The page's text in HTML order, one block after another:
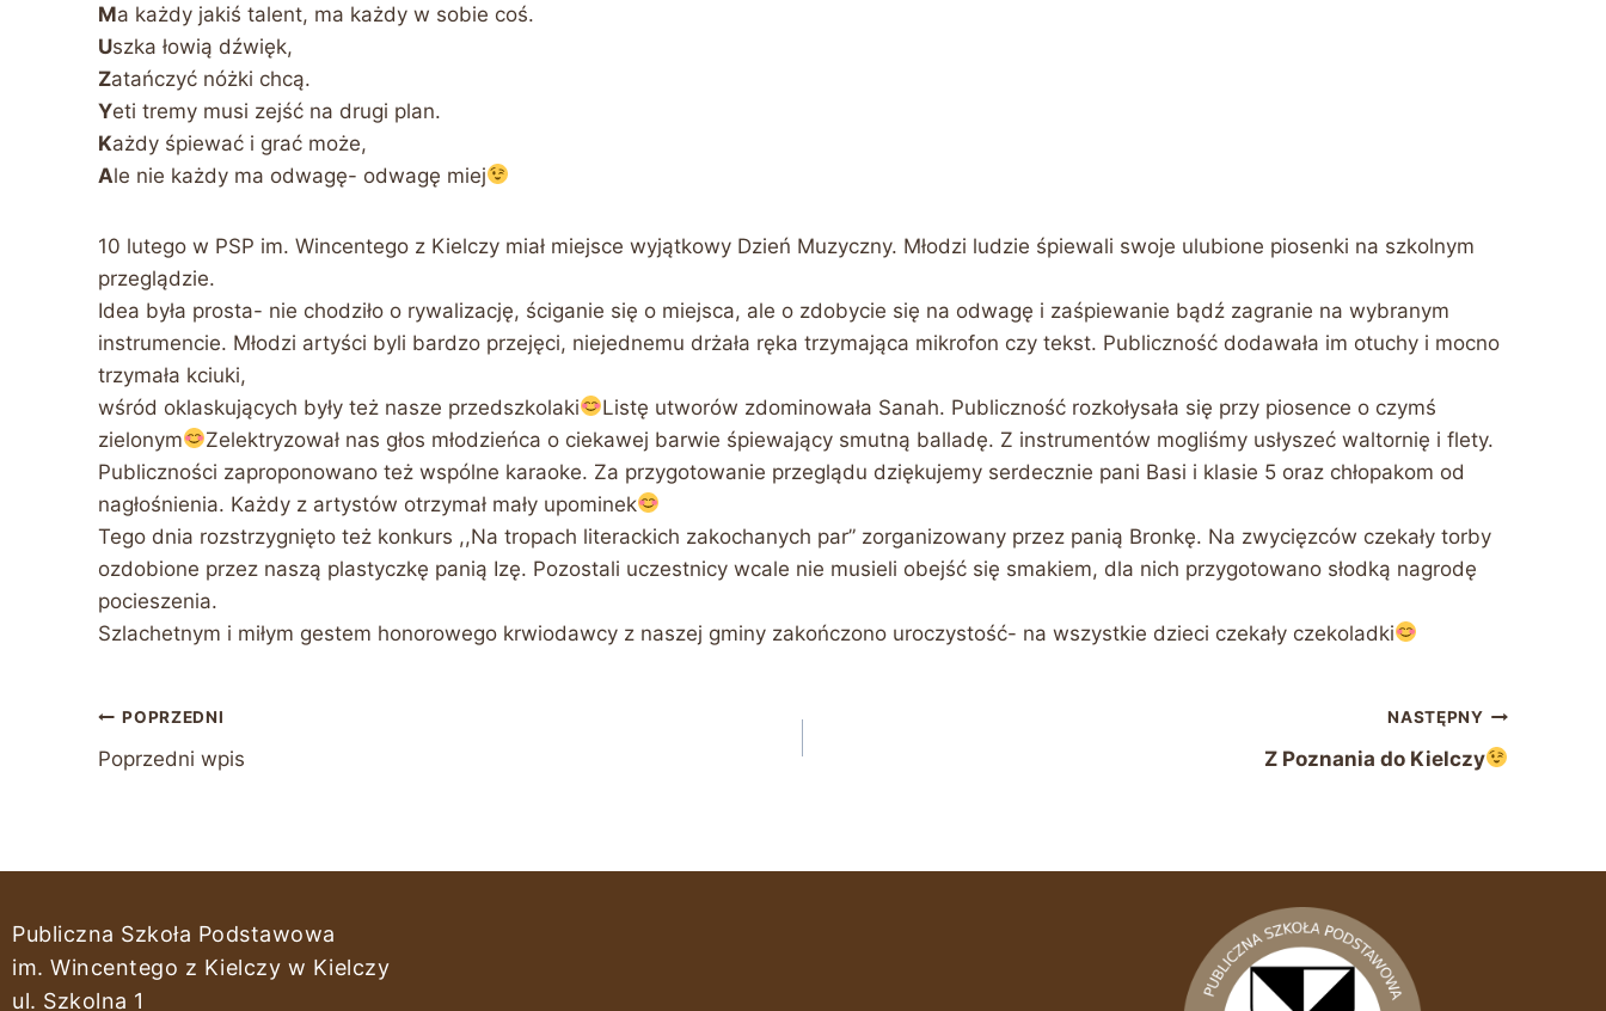
Ma każdy jakiś talent, ma każdy w sobie coś.
Uszka łowią dźwięk,
Zatańczyć nóżki chcą.
Yeti tremy musi zejść na drugi plan.
Każdy śpiewać i grać może,
Ale nie każdy ma odwagę- odwagę miej
10 lutego w PSP im. Wincentego z Kielczy miał miejsce wyjątkowy Dzień Muzyczny. Młodzi ludzie śpiewali swoje ulubione piosenki na szkolnym
przeglądzie.
Idea była prosta- nie chodziło o rywalizację, ściganie się o miejsca, ale o zdobycie się na odwagę i zaśpiewanie bądź zagranie na wybranym
instrumencie. Młodzi artyści byli bardzo przejęci, niejednemu drżała ręka trzymająca mikrofon czy tekst. Publiczność dodawała im otuchy i mocno
trzymała kciuki,
wśród oklaskujących były też nasze przedszkolaki
Listę utworów zdominowała Sanah. Publiczność rozkołysała się przy piosence o czymś
zielonym
Zelektryzował nas głos młodzieńca o ciekawej barwie śpiewający smutną balladę. Z instrumentów mogliśmy usłyszeć waltornię i flety.
Publiczności zaproponowano też wspólne karaoke. Za przygotowanie przeglądu dziękujemy serdecznie pani Basi i klasie 5 oraz chłopakom od
nagłośnienia. Każdy z artystów otrzymał mały upominek
Tego dnia rozstrzygnięto też konkurs ,,Na tropach literackich zakochanych par” zorganizowany przez panią Bronkę. Na zwycięzców czekały torby
ozdobione przez naszą plastyczkę panią Izę. Pozostali uczestnicy wcale nie musieli obejść się smakiem, dla nich przygotowano słodką nagrodę
pocieszenia.
Szlachetnym i miłym gestem honorowego krwiodawcy z naszej gminy zakończono uroczystość- na wszystkie dzieci czekały czekoladki
POPRZEDNI
Poprzedni wpis
NASTĘPNY
Z Poznania do Kielczy
Publiczna Szkoła Podstawowa
im. Wincentego z Kielczy w Kielczy
ul. Szkolna 1